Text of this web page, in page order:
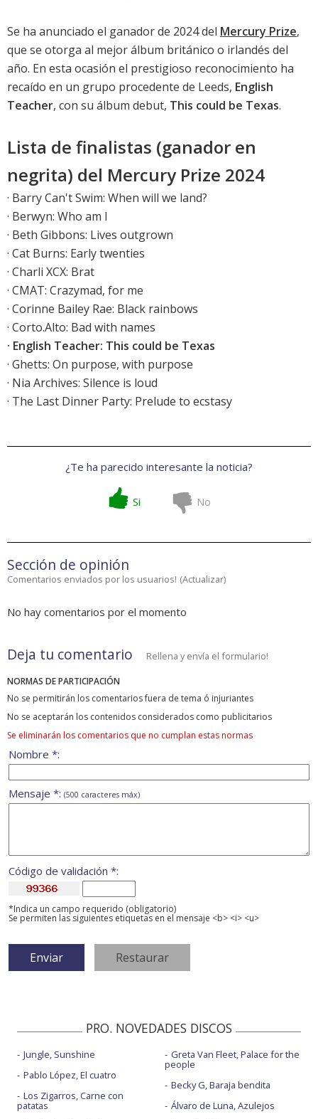
Se ha anunciado el ganador de 2024 del Mercury Prize,
que se otorga al mejor álbum británico o irlandés del
año. En esta ocasión el prestigioso reconocimiento ha
recaído en un grupo procedente de Leeds, English
Teacher, con su álbum debut, This could be Texas.
Lista de finalistas (ganador en
negrita) del Mercury Prize 2024
· Barry Can't Swim: When will we land?
· Berwyn: Who am I
· Beth Gibbons: Lives outgrown
· Cat Burns: Early twenties
· Charli XCX: Brat
· CMAT: Crazymad, for me
· Corinne Bailey Rae: Black rainbows
· Corto.Alto: Bad with names
· English Teacher: This could be Texas
· Ghetts: On purpose, with purpose
· Nia Archives: Silence is loud
· The Last Dinner Party: Prelude to ecstasy
¿Te ha parecido interesante la noticia?
Si No
Sección de opinión
Comentarios enviados por los usuarios! (Actualizar)
No hay comentarios por el momento
Deja tu comentario Rellena y envía el formulario!
NORMAS DE PARTICIPACIÓN
No se permitirán los comentarios fuera de tema ó injuriantes
No se aceptarán los contenidos considerados como publicitarios
Se eliminarán los comentarios que no cumplan estas normas
Nombre *:
Mensaje *: (500 caracteres máx)
Código de validación *:
*Indica un campo requerido (obligatorio)
Se permiten las siguientes etiquetas en el mensaje <b> <i> <u>
PRO. NOVEDADES DISCOS
Jungle, Sunshine
Pablo López, El cuatro
Los Zigarros, Carne con
patatas
Greta Van Fleet, Palace for the
people
Becky G, Baraja bendita
Álvaro de Luna, Azulejos